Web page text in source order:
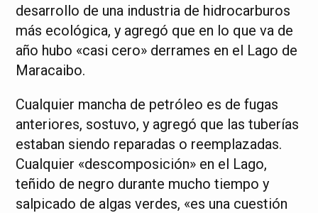
desarrollo de una industria de hidrocarburos
más ecológica, y agregó que en lo que va de
año hubo «casi cero» derrames en el Lago de
Maracaibo.
Cualquier mancha de petróleo es de fugas
anteriores, sostuvo, y agregó que las tuberías
estaban siendo reparadas o reemplazadas.
Cualquier «descomposición» en el Lago,
teñido de negro durante mucho tiempo y
salpicado de algas verdes, «es una cuestión